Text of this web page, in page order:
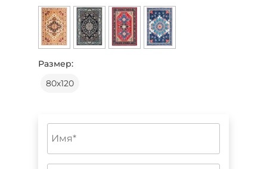
Размер:
80х120